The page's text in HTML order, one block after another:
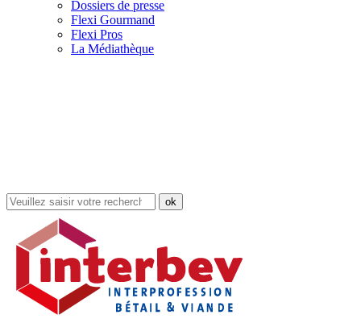
Dossiers de presse
Flexi Gourmand
Flexi Pros
La Médiathèque
Rechercher
dans
site